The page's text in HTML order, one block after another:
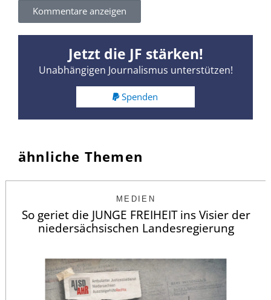
Kommentare anzeigen
Jetzt die JF stärken!
Unabhängigen Journalismus unterstützen!
Spenden
ähnliche Themen
MEDIEN
So geriet die JUNGE FREIHEIT ins Visier der
niedersächsischen Landesregierung